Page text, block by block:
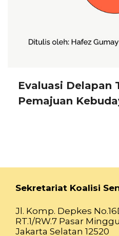
Evaluasi Delapan
Pemajuan
Sekretariat Koalisi
Jl. Komp. Depkes
RT.1/RW.7 Pasar Minggu
Jakarta Selatan 12520